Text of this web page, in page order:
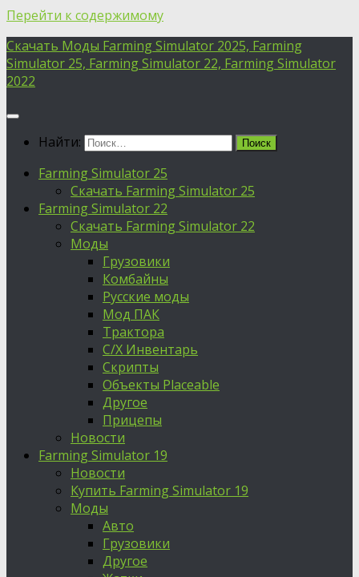
Перейти к содержимому
Скачать Моды Farming Simulator 2025, Farming
Simulator 25, Farming Simulator 22, Farming Simulator
2022
Найти:
Farming Simulator 25
Скачать Farming Simulator 25
Farming Simulator 22
Скачать Farming Simulator 22
Моды
Грузовики
Комбайны
Русские моды
Мод ПАК
Трактора
С/Х Инвентарь
Скрипты
Объекты Placeable
Другое
Прицепы
Новости
Farming Simulator 19
Новости
Купить Farming Simulator 19
Моды
Авто
Грузовики
Другое